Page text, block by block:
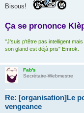
Bisous!
Ça se prononce
"J'suis p'têtre pas intelligent
son gland est déjà pris" Emrok.
Fab's
Secrétaire-Webmestre
Re: [organisation]Le
vengeance